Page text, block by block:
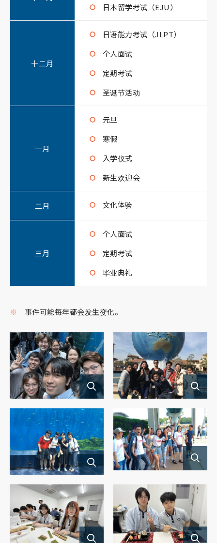
日本留学考试（EJU）
十二月
日语能力考试（JLPT）
个人面试
定期考试
圣诞节活动
一月
元旦
寒假
入学仪式
新生欢迎会
二月 文化体验
三月
个人面试
定期考试
毕业典礼
事件可能每年都会发生变化。